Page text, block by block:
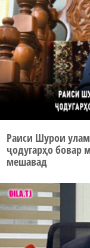
Раиси Шурои
ҷодугарҳо бовар
мешавад